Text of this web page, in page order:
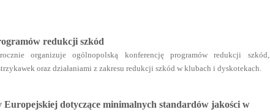
redukcji szkód
organizuje ogólnopolską konferencję programów redukcji szkód,
oraz działaniami z zakresu redukcji szkód w klubach i dyskotekach.
dotyczące minimalnych standardów jakości w